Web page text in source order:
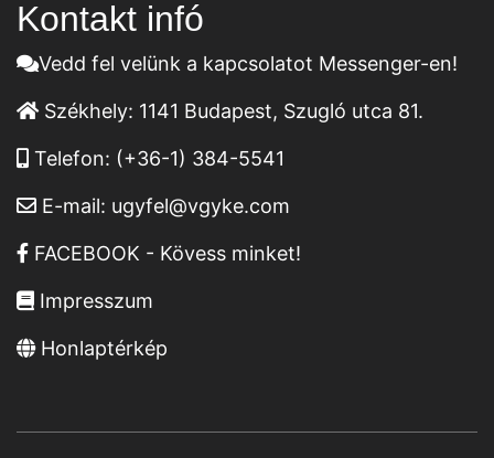
Kontakt infó
Vedd fel velünk a kapcsolatot Messenger-en!
Székhely: 1141 Budapest, Szugló utca 81.
Telefon: (+36-1) 384-5541
E-mail: ugyfel@vgyke.com
FACEBOOK - Kövess minket!
Impresszum
Honlaptérkép